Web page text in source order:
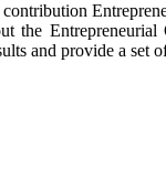
the
and provide a set